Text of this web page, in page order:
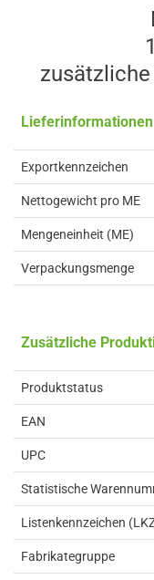
Lieferinformationen
Exportkennzeichen
Nettogewicht pro ME
Mengeneinheit (ME)
Verpackungsmenge
Zusätzliche
Produktstatus
EAN
UPC
Statistische
Listenkennzeichen
Fabrikategruppe